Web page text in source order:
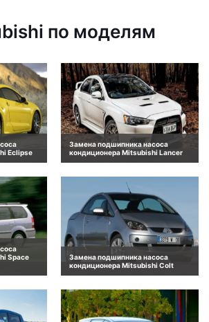
по моделям
Eclipse
Замена подшипника насоса
кондиционера Mitsubishi Lancer
Space
Замена подшипника насоса
кондиционера Mitsubishi Colt